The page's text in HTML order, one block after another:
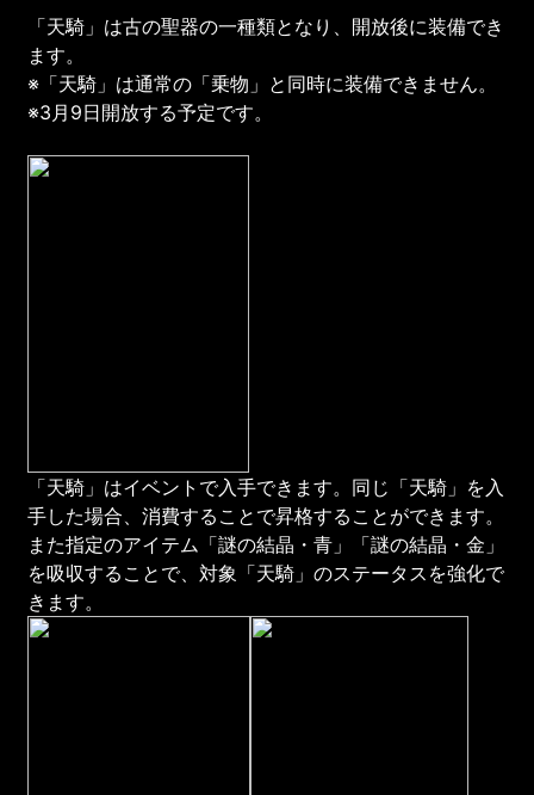
「天騎」は古の聖器の一種類となり、開放後に装備でき
ます。
※「天騎」は通常の「乗物」と同時に装備できません。
※3月9日開放する予定です。
「天騎」はイベントで入手できます。同じ「天騎」を入
手した場合、消費することで昇格することができます。
また指定のアイテム「謎の結晶・青」「謎の結晶・金」
を吸収することで、対象「天騎」のステータスを強化で
きます。